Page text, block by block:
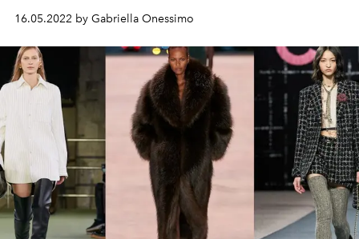
16.05.2022 by Gabriella Onessimo